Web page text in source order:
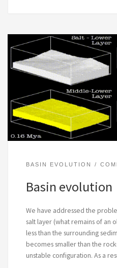
BASIN EVOLUTION
Basin evolution
We have addressed the
salt layer (what remains of an
less than the surrounding
becomes smaller than the
unstable configuration. As a